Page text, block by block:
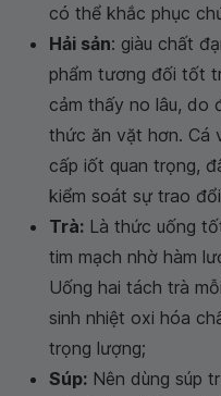
có thể khắc phục
Hải sản: giàu chất
phẩm tương đối tốt
cảm thấy no lâu, do
thức ăn vặt hơn. Cá
cấp iốt quan trọng,
kiểm soát sự trao
Trà: Là thức uống
tim mạch nhờ hàm
Uống hai tách trà
sinh nhiệt oxi hóa
trọng lượng;
Súp: Nên dùng súp